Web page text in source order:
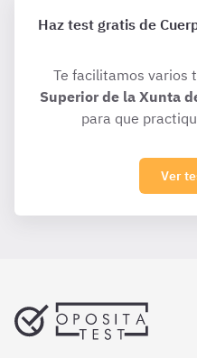
Haz test gratis de
Te facilitamos varios
Superior de la Xunta
para que
Ver